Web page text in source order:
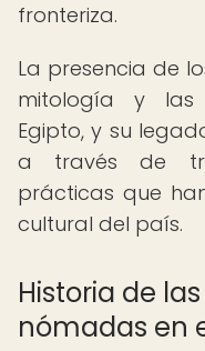
fronteriza.
La presencia de
mitología y las
Egipto, y su
a través de
prácticas que
cultural del país.
Historia de
nómadas en